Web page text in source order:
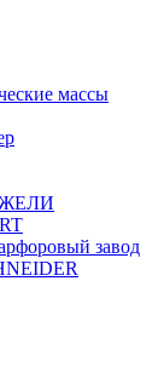
массы
завод